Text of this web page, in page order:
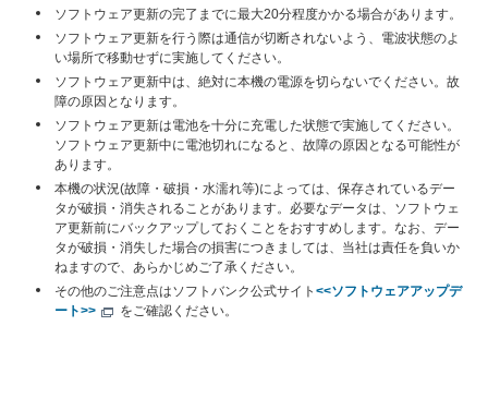
ソフトウェア更新の完了までに最大20分程度かかる場合があります。
ソフトウェア更新を行う際は通信が切断されないよう、電波状態のよ
い場所で移動せずに実施してください。
ソフトウェア更新中は、絶対に本機の電源を切らないでください。故
障の原因となります。
ソフトウェア更新は電池を十分に充電した状態で実施してください。
ソフトウェア更新中に電池切れになると、故障の原因となる可能性が
あります。
本機の状況(故障・破損・水濡れ等)によっては、保存されているデー
タが破損・消失されることがあります。必要なデータは、ソフトウェ
ア更新前にバックアップしておくことをおすすめします。なお、デー
タが破損・消失した場合の損害につきましては、当社は責任を負いか
ねますので、あらかじめご了承ください。
その他のご注意点はソフトバンク公式サイト <<ソフトウェアアップデ
ート>>
をご確認ください。